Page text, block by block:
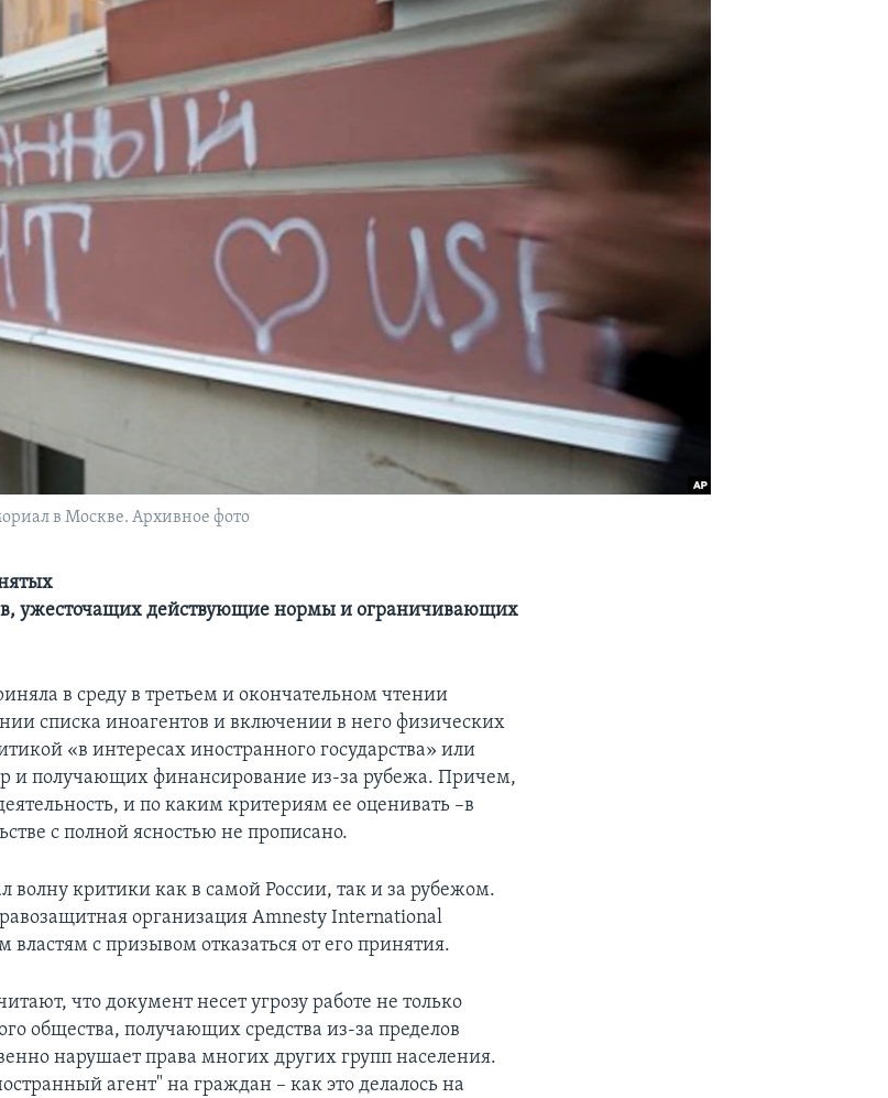
в Москве. Архивное фото
ужесточащих действующие нормы и ограничивающих
в среду в третьем и окончательном чтении
списка иноагентов и включении в него физических
«в интересах иностранного государства» или
и получающих финансирование из-за рубежа. Причем,
и по каким критериям ее оценивать –в
с полной ясностью не прописано.
волну критики как в самой России, так и за рубежом.
организация Amnesty International
властям с призывом отказаться от его принятия.
что документ несет угрозу работе не только
общества, получающих средства из-за пределов
нарушает права многих других групп населения.
агент" на граждан – как это делалось на